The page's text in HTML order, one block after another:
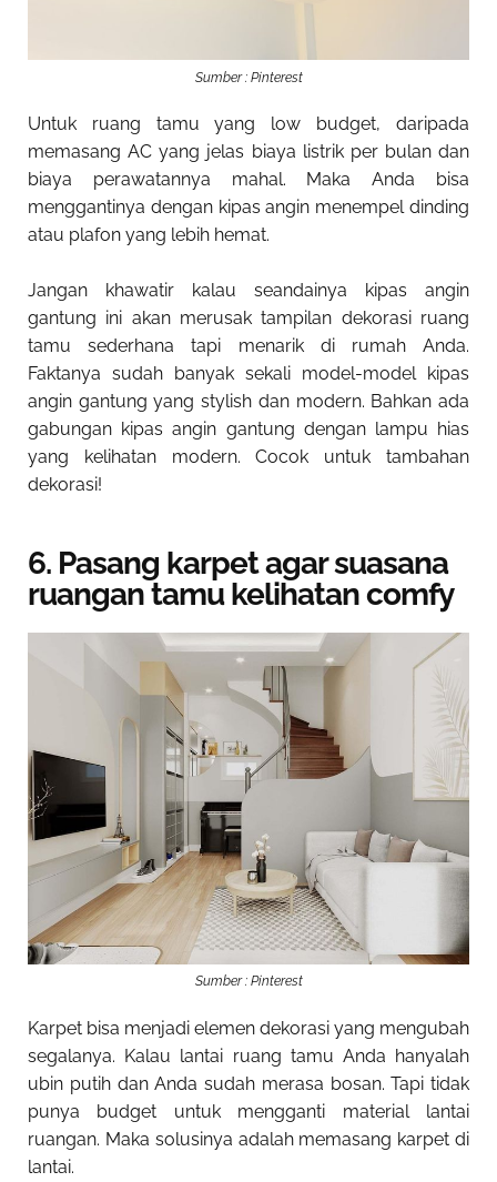
Sumber : Pinterest
Untuk ruang tamu yang low budget, daripada
memasang AC yang jelas biaya listrik per bulan dan
biaya perawatannya mahal. Maka Anda bisa
menggantinya dengan kipas angin menempel dinding
atau plafon yang lebih hemat.
Jangan khawatir kalau seandainya kipas angin
gantung ini akan merusak tampilan dekorasi ruang
tamu sederhana
tapi menarik di rumahAnda.
Faktanya sudah banyak sekali model-model kipas
angin gantung yang stylish dan modern. Bahkan ada
gabungan kipas angin gantung dengan lampu hias
yang kelihatan modern. Cocok untuk tambahan
dekorasi!
6. Pasang karpet agar suasana
ruangan tamu kelihatan comfy
Sumber : Pinterest
Karpet bisa menjadi elemen dekorasi yang mengubah
segalanya. Kalau lantai ruang tamu Anda hanyalah
ubin putih dan Anda sudah merasa bosan. Tapi tidak
punya budget untuk mengganti material lantai
ruangan. Maka solusinya adalah memasang karpet di
lantai.